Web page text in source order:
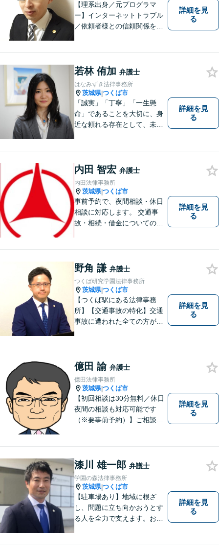
【理系出身／元プログラマ
ー】インターネットトラブル
／依頼者様との信頼関係を第
詳細を見
る
若林 侑加 弁護士
はなみずき法律事務所
茨城県|つくば市
「誠実」「丁寧」「一生懸
命」であることを大切に、身
近な頼れる存在として、未来
詳細を見
る
内田 智宏 弁護士
内田法律事務所
茨城県|つくば市
事前予約で、夜間相談・休日
相談に対応します。 交通事
故・相続・借金についてのご
詳細を見
る
野角 謙 弁護士
つくば研究学園法律事務所
茨城県|つくば市
【つくば駅にある法律事務
所】【交通事故の特化】交通
事故に遭われた全ての方が適
ニケーションを大切にし、最
善の解決へと導きます。
詳細を見
る
億田 諭 弁護士
億田法律事務所
茨城県|つくば市
【初回相談は30分無料／休日
夜間の相談も対応可能です
（※要事前予約）】ご相談、
にお問合せください。
詳細を見
る
漆川 雄一郎 弁護士
学園の森法律事務所
茨城県|つくば市
【駐車場あり】地域に根ざ
し、問題に立ち向かおうとす
る人を全力で支えます。お困
詳細を見
る